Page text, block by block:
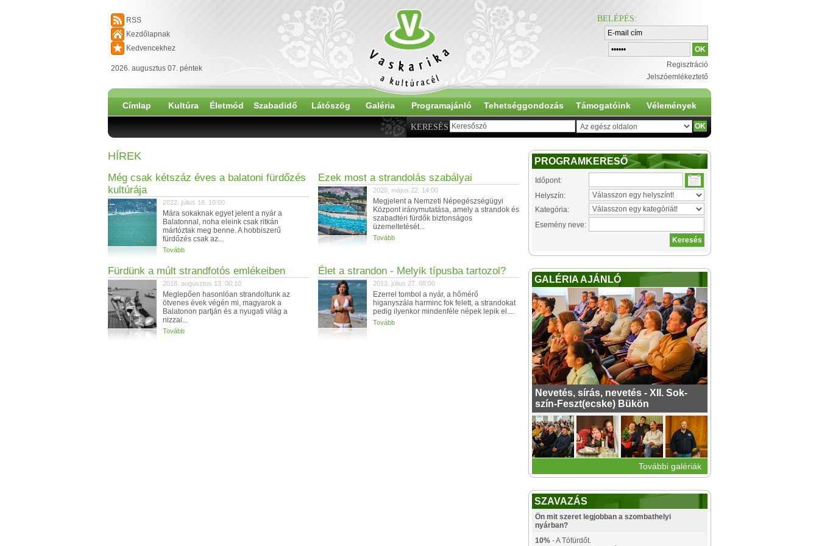
RSS
Kezdőlapnak
Kedvencekhez
2026. augusztus 07. péntek
BELÉPÉS:
Regisztráció
Jelszóemlékeztető
Címlap Kultúra Életmód Szabadidő Látószög Galéria Programajánló Tehetséggondozás Támogatóink Vélemények
KERESÉS
HÍREK
Még csak kétszáz éves a balatoni fürdőzés
kultúrája
2022. július 18. 10:00
Mára sokaknak egyet jelent a nyár a
Balatonnal, noha eleink csak ritkán
mártóztak meg benne. A hobbiszerű
fürdőzés csak az...
Tovább
Ezek most a strandolás szabályai
2020. május 22. 14:00
Megjelent a Nemzeti Népegészségügyi
Központ iránymutatása, amely a strandok és
szabadtéri fürdők biztonságos
üzemeltetését...
Tovább
Fürdünk a múlt strandfotós emlékeiben
2018. augusztus 13. 00:10
Meglepően hasonlóan strandoltunk az
ötvenes évek végén mi, magyarok a
Balatonon partján és a nyugati világ a
nizzai...
Tovább
Élet a strandon - Melyik típusba tartozol?
2013. július 27. 08:00
Ezerrel tombol a nyár, a hőmérő
higanyszála harminc fok felett, a strandokat
pedig ilyenkor mindenféle népek lepik el....
Tovább
PROGRAMKERESŐ
Időpont:
Helyszín:
Kategória:
Esemény neve:
GALÉRIA AJÁNLÓ
Nevetés, sírás, nevetés - XII. Sok-
szín-Feszt(ecske) Bükön
További galériák
SZAVAZÁS
Ön mit szeret legjobban a szombathelyi
nyárban?
10% - A Tófürdőt.